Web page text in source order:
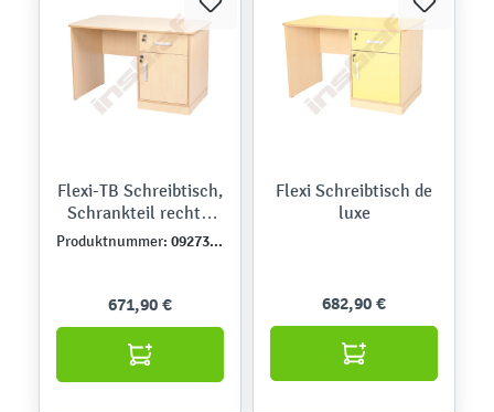
Flexi-TB Schreibtisch,
Schrankteil rechts,
Ahorn-Jylland-TB
Produktnummer: 092737TJ
671,90 €
Flexi Schreibtisch de
luxe
682,90 €